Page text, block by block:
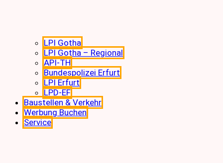
LPI Gotha
LPI Gotha – Regional
API-TH
Bundespolizei Erfurt
LPI Erfurt
LPD-EF
Baustellen & Verkehr
Werbung Buchen
Service